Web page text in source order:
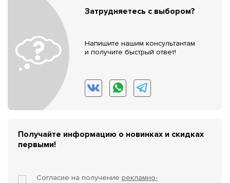
Затрудняетесь с выбором?
Напишите нашим консультантам
и получите быстрый ответ!
Получайте информацию о новинках и скидках
первыми!
Согласие на получение рекламно-